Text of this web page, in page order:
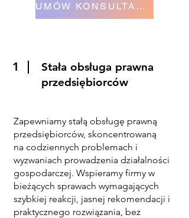
UMÓW KONSULTACJĘ
1
Stała obsługa prawna
przedsiębiorców
Zapewniamy stałą obsługę prawną
przedsiębiorców, skoncentrowaną
na codziennych problemach i
wyzwaniach prowadzenia działalności
gospodarczej. Wspieramy firmy w
bieżących sprawach wymagających
szybkiej reakcji, jasnej rekomendacji i
praktycznego rozwiązania, bez